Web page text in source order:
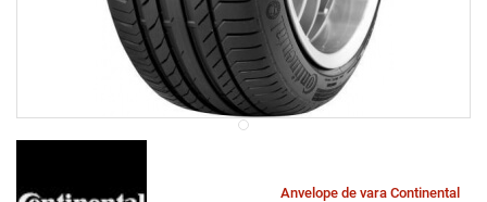
Anvelope de vara Continental